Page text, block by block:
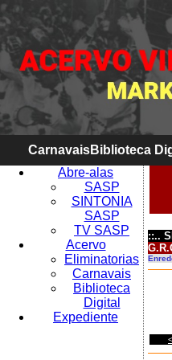
CarnavaisBiblioteca
Abre-alas
SASP
SINTONIA
SASP
TV SASP
Acervo
Eliminatorias
Carnavais
Biblioteca
Digital
Expediente
::..